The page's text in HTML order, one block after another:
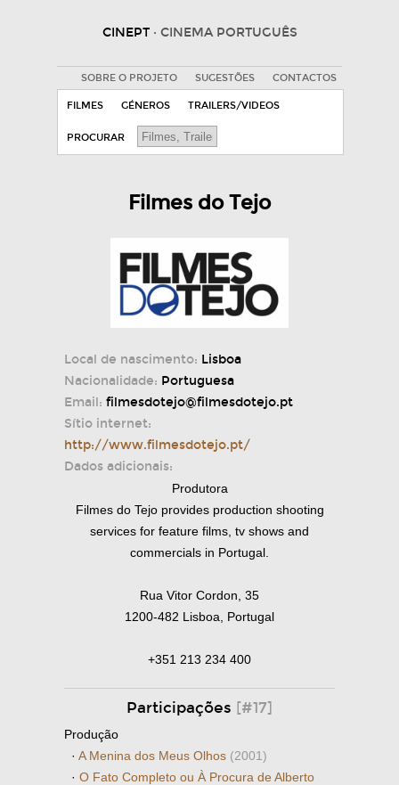
CINEPT · CINEMA PORTUGUÊS
SOBRE O PROJETO SUGESTÕES CONTACTOS
FILMES GÉNEROS TRAILERS/VIDEOS
PROCURAR
Filmes do Tejo
Local de nascimento: Lisboa
Nacionalidade: Portuguesa
Email: filmesdotejo@filmesdotejo.pt
Sítio internet:
http://www.filmesdotejo.pt/
Dados adicionais:
Produtora
Filmes do Tejo provides production shooting
services for feature films, tv shows and
commercials in Portugal.
Rua Vitor Cordon, 35
1200-482 Lisboa, Portugal
+351 213 234 400
Participações [#17]
Produção
· A Menina dos Meus Olhos (2001)
· O Fato Completo ou À Procura de Alberto